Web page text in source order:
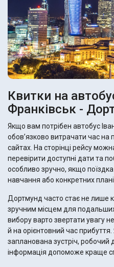
Квитки на
Франківськ -
Якщо вам потрібен автобус
обов’язково витрачати час на
сайтах. На сторінці рейсу
перевірити доступні дати та
особливо зручно, якщо
навчання або конкретних
Дортмунд часто стає не лише
зручним місцем для
вибору варто звертати увагу
й на орієнтовний час
запланована зустріч, робочий
інформація допоможе краще